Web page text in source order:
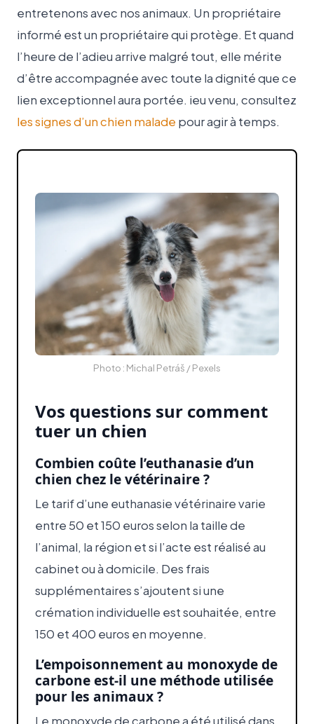
entretenons avec nos animaux. Un propriétaire
informé est un propriétaire qui protège. Et quand
l’heure de l’adieu arrive malgré tout, elle mérite
d’être accompagnée avec toute la dignité que ce
lien exceptionnel aura portée. ieu venu, consultez
les signes d’un chien malade pour agir à temps.
Photo : Michal Petráš / Pexels
Vos questions sur comment
tuer un chien
Combien coûte l’euthanasie d’un
chien chez le vétérinaire ?
Le tarif d’une euthanasie vétérinaire varie
entre 50 et 150 euros selon la taille de
l’animal, la région et si l’acte est réalisé au
cabinet ou à domicile. Des frais
supplémentaires s’ajoutent si une
crémation individuelle est souhaitée, entre
150 et 400 euros en moyenne.
L’empoisonnement au monoxyde de
carbone est-il une méthode utilisée
pour les animaux ?
Le monoxyde de carbone a été utilisé dans